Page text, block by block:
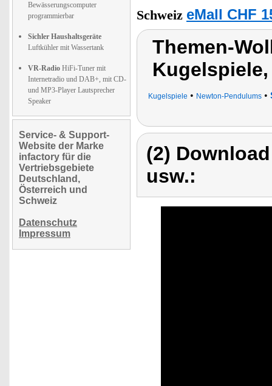
Bewässerungscomputer
programmierbar
Sichler Haushaltsgeräte
Luftkühler mit Wassertank
VR-Radio HiFi-Tuner mit
Internetradio und DAB+, mit CD-
und MP3-Player Lautsprecher
Speaker
Service- & Support-
Website der Marke
infactory für die
Vertriebsgebiete
Deutschland,
Österreich und
Schweiz
Datenschutz
Impressum
Schweiz eMall CHF
Themen-
Kugelspiele • Newton-Pendulums•
(2)
usw.: